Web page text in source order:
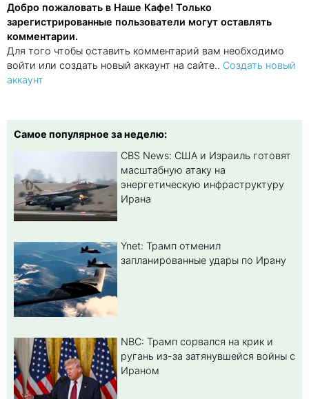
Добро пожаловать в Наше Кафе! Только
зарегистрированные пользователи могут оставлять
комментарии.
Для того чтобы оставить комментарий вам необходимо
войти или создать новый аккаунт на сайте.. Создать новый
аккаунт
Самое популярное за неделю:
CBS News: США и Израиль готовят
масштабную атаку на
энергетическую инфраструктуру
Ирана
Ynet: Трамп отменил
запланированные удары по Ирану
NBC: Трамп сорвался на крик и
ругань из-за затянувшейся войны с
Ираном